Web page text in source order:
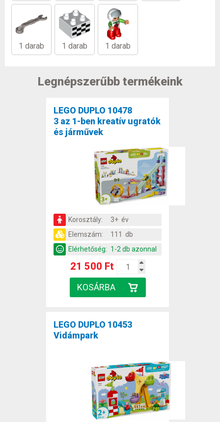
1 darab 1 darab 1 darab
Legnépszerűbb termékeink
LEGO DUPLO 10478
3 az 1-ben kreatív ugratók
és járművek
Korosztály:
3+ év
Elemszám:
111 db
Elérhetőség: 1-2 db azonnal
21 500 Ft
LEGO DUPLO 10453
Vidámpark